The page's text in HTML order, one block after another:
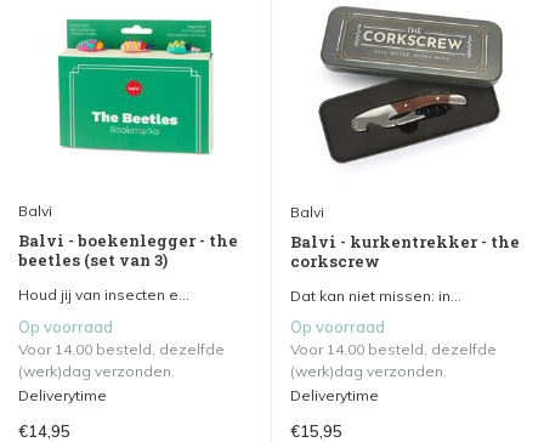
Balvi
Balvi - boekenlegger - the
beetles (set van 3)
Houd jij van insecten e...
Op voorraad
Voor 14.00 besteld, dezelfde
(werk)dag verzonden.
Deliverytime
€14,95
Balvi
Balvi - kurkentrekker - the
corkscrew
Dat kan niet missen: in...
Op voorraad
Voor 14.00 besteld, dezelfde
(werk)dag verzonden.
Deliverytime
€15,95